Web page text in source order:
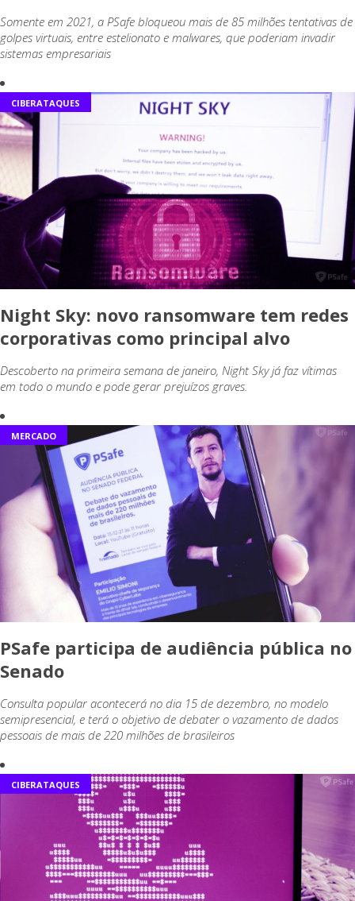
Somente em 2021, a PSafe bloqueou mais de 85 milhões tentativas de
golpes virtuais, entre estelionato e malwares, que poderiam invadir
sistemas empresariais
CIBERATAQUES
Night Sky: novo ransomware tem redes
corporativas como principal alvo
Descoberto na primeira semana de janeiro, Night Sky já faz vítimas
em todo o mundo e pode gerar prejuízos graves.
MERCADO
PSafe participa de audiência pública no
Senado
Consulta popular acontecerá no dia 15 de dezembro, no modelo
semipresencial, e terá o objetivo de debater o vazamento de dados
pessoais de mais de 220 milhões de brasileiros
CIBERATAQUES